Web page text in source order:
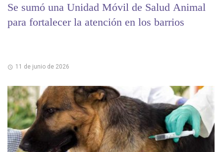
Se sumó una Unidad Móvil de Salud Animal
para fortalecer la atención en los barrios
11 de junio de 2026